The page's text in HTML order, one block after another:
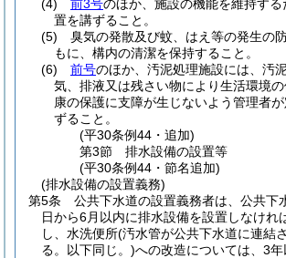
(4) 前3号のほか、施設の機能を維持す
置を講ずること。
(5)
臭気の発散及び蚊、はえ等の発生の
もに、構内の清潔を保持すること。
(6)
前号のほか、汚泥処理施設には、汚
気、排液又は残さい物により生活環境
康の保護に支障が生じないよう管理者
ずること。
(平30条例44・追加)
第3節
排水設備の設置等
(平30条例44・節名追加)
(排水設備の設置義務)
第5条
公共下水道の設置義務者は、公共下
日から6月以内に排水設備を設置しなけれ
し、水洗便所(汚水管が公共下水道に連結
る。以下同じ。)への改造については、3年